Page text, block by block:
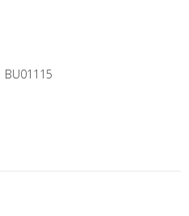
BU01115